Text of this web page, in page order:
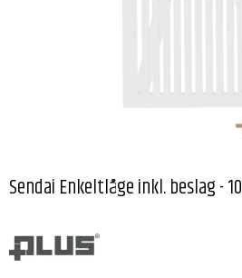
Sendai Enkeltlåge inkl. beslag -